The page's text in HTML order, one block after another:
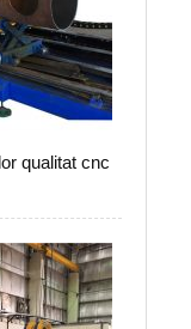
qualitat cnc